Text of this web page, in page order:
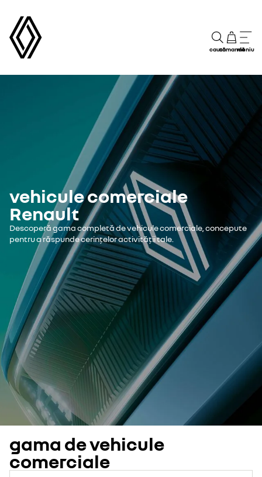
cautăcomandămeniu
vehicule comerciale
Renault
Descoperă gama completă de vehicule comerciale, concepute
pentru a răspunde cerințelor activității tale.
gama de vehicule
comerciale